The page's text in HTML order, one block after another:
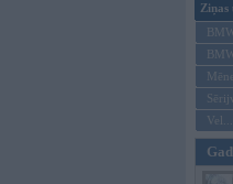
Ziņas
Vel...